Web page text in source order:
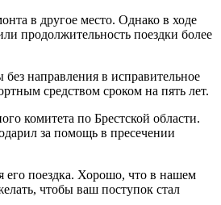
в другое место. Однако в ходе
продолжительность поездки более
направления в исправительное
средством сроком на пять лет.
комитета по Брестской области.
за помощь в пресечении
его поездка. Хорошо, что в нашем
чтобы ваш поступок стал